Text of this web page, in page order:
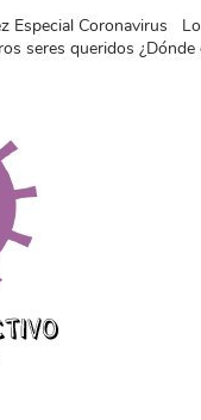
Especial Coronavirus
seres queridos